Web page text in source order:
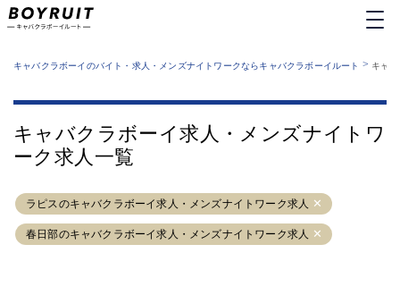
業種から探す
運営者情報
サイトマップ
キャバクラボーイのバイト・求人・メンズナイトワークならキャバクラボーイルート > キャ
キャバクラボーイ求人・メンズナイトワ
ーク求人一覧
ラピスのキャバクラボーイ求人・メンズナイトワーク求人
春日部のキャバクラボーイ求人・メンズナイトワーク求人
六本木
池袋
新橋
渋谷
大和
錦糸町
秋葉原
八王子
恵比寿